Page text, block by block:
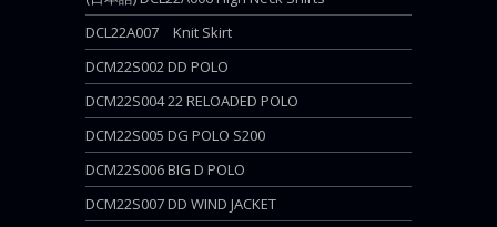
DCL22A007 Knit Skirt
DCM22S002 DD POLO
DCM22S004 22 RELOADED POLO
DCM22S005 DG POLO S200
DCM22S006 BIG D POLO
DCM22S007 DD WIND JACKET